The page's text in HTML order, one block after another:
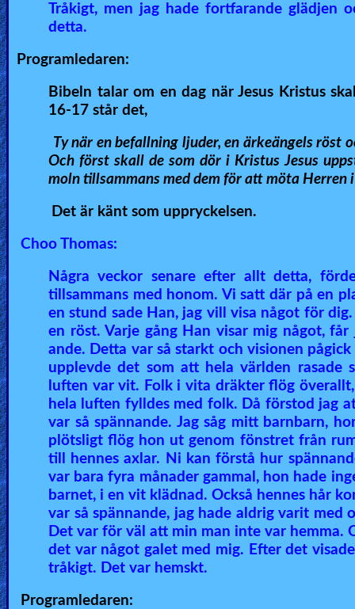
Tråkigt, men jag hade fortfarande glädjen
detta.
Programledaren:
Bibeln talar om en dag när Jesus Kristus
16-17 står det,
Ty när en befallning ljuder, en ärkeängels röst
Och först skall de som dör i Kristus Jesus
moln tillsammans med dem för att möta
Det är känt som uppryckelsen.
Choo Thomas:
Några veckor senare efter allt detta,
tillsammans med honom. Vi satt där på en
en stund sade Han, jag vill visa något för
en röst. Varje gång Han visar mig något,
ande. Detta var så starkt och visionen
upplevde det som att hela världen rasade
luften var vit. Folk i vita dräkter flög
hela luften fylldes med folk. Då förstod jag
var så spännande. Jag såg mitt barnbarn,
plötsligt flög hon ut genom fönstret från
till hennes axlar. Ni kan förstå hur
var bara fyra månader gammal, hon hade
barnet, i en vit klädnad. Också hennes hår
var så spännande, jag hade aldrig varit med
Det var för väl att min man inte var hemma.
det var något galet med mig. Efter det
tråkigt. Det var hemskt.
Programledaren: